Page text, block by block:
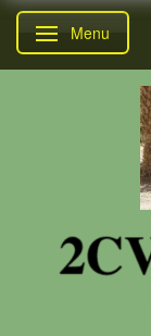
Skifte navigation
Menu